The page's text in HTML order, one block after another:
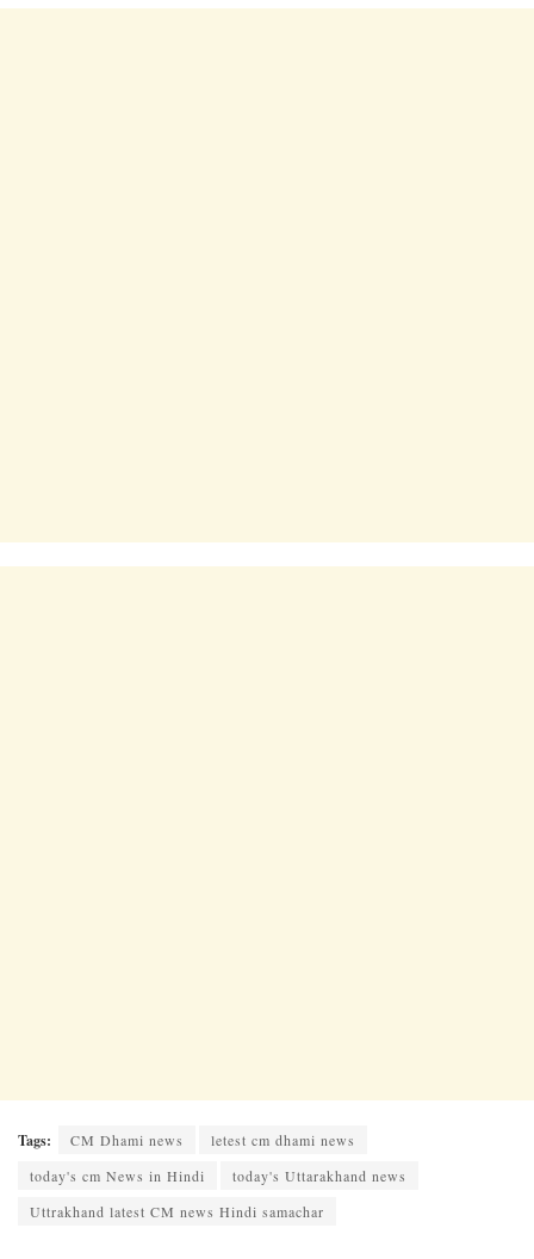
Tags: CM Dhami news
letest cm dhami news
today's cm News in Hindi
today's Uttarakhand news
Uttrakhand latest CM news Hindi samachar